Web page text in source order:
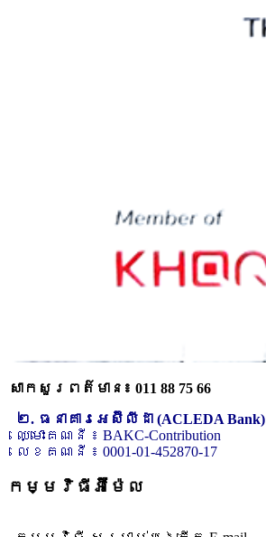
សាកសួរពត៌មាន៖ 011 88 75 66
២. ធនាគារអេស៊ីលីដា (ACLEDA Bank)
ឈ្មោះគណនី ៖ BAKC-Contribution
លេខគណនី ៖ 0001-01-452870-17
កម្មវិធីអ៊ីម៉ែល